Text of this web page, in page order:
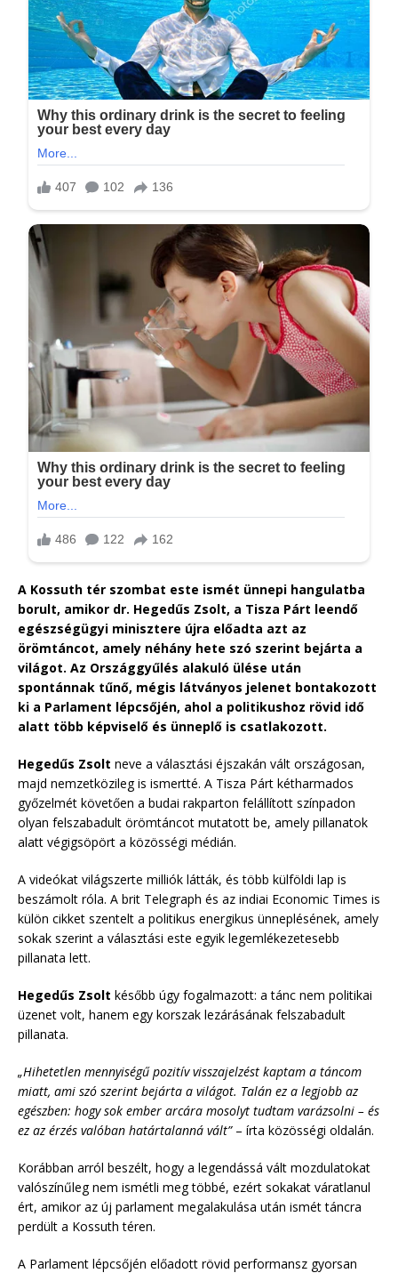
A Kossuth tér szombat este ismét ünnepi hangulatba
borult, amikor dr. Hegedűs Zsolt, a Tisza Párt leendő
egészségügyi minisztere újra előadta azt az
örömtáncot, amely néhány hete szó szerint bejárta a
világot. Az Országgyűlés alakuló ülése után
spontánnak tűnő, mégis látványos jelenet bontakozott
ki a Parlament lépcsőjén, ahol a politikushoz rövid idő
alatt több képviselő és ünneplő is csatlakozott.
Hegedűs Zsolt neve a választási éjszakán vált országosan,
majd nemzetközileg is ismertté. A Tisza Párt kétharmados
győzelmét követően a budai rakparton felállított színpadon
olyan felszabadult örömtáncot mutatott be, amely pillanatok
alatt végigsöpört a közösségi médián.
A videókat világszerte milliók látták, és több külföldi lap is
beszámolt róla. A brit Telegraph és az indiai Economic Times is
külön cikket szentelt a politikus energikus ünneplésének, amely
sokak szerint a választási este egyik legemlékezetesebb
pillanata lett.
Hegedűs Zsolt később úgy fogalmazott: a tánc nem politikai
üzenet volt, hanem egy korszak lezárásának felszabadult
pillanata.
„Hihetetlen mennyiségű pozitív visszajelzést kaptam a táncom
miatt, ami szó szerint bejárta a világot. Talán ez a legjobb az
egészben: hogy sok ember arcára mosolyt tudtam varázsolni – és
ez az érzés valóban határtalanná vált”– írta közösségi oldalán.
Korábban arról beszélt, hogy a legendássá vált mozdulatokat
valószínűleg nem ismétli meg többé, ezért sokakat váratlanul
ért, amikor az új parlament megalakulása után ismét táncra
perdült a Kossuth téren.
A Parlament lépcsőjén előadott rövid performansz gyorsan